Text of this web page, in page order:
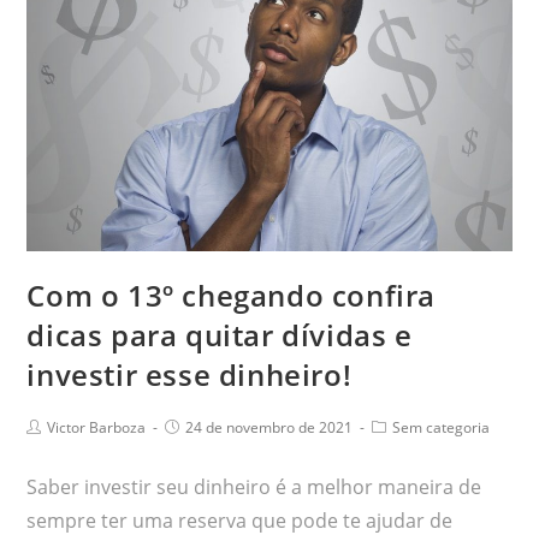
Com o 13º chegando confira
dicas para quitar dívidas e
investir esse dinheiro!
Victor Barboza 24 de novembro de 2021 Sem categoria
Saber investir seu dinheiro é a melhor maneira de
sempre ter uma reserva que pode te ajudar de